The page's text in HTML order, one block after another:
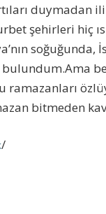
duymadan
şehirleri hiç
ramazanları
bitmeden
/